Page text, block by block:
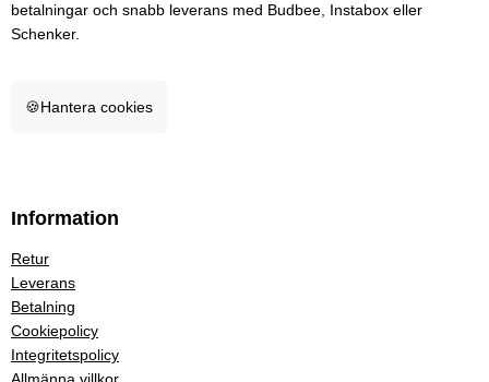
betalningar och snabb leverans med Budbee, Instabox eller
Schenker.
🍪Hantera cookies
Information
Retur
Leverans
Betalning
Cookiepolicy
Integritetspolicy